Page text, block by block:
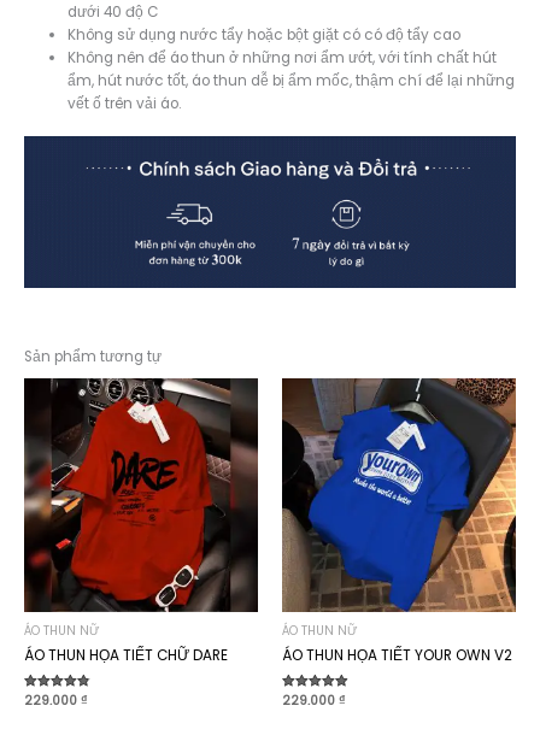
dưới 40 độ C
Không sử dụng nước tẩy hoặc bột giặt có có độ tẩy cao
Không nên để áo thun ở những nơi ẩm ướt, với tính chất hút
ẩm, hút nước tốt, áo thun dễ bị ẩm mốc, thậm chí để lại những
vết ố trên vải áo.
Sản phẩm tương tự
ÁO THUN NỮ
ÁO THUN HỌA TIẾT CHỮ DARE
Được xếp
229.000 ₫
ÁO THUN NỮ
ÁO THUN HỌA TIẾT YOUR OWN V2
Được xếp
229.000 ₫